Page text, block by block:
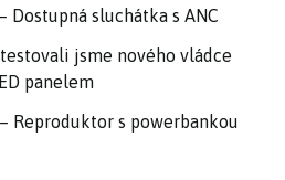
Dostupná sluchátka s ANC
jsme nového vládce
panelem
– Reproduktor s powerbankou